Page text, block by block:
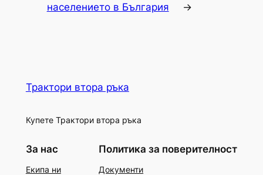
населението в България →
Трактори втора ръка
Купете Трактори втора ръка
За нас
Екипа ни
Политика за поверителност
Документи